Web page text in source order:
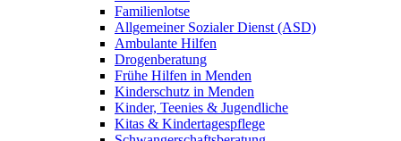
Familienlotse
Allgemeiner Sozialer Dienst (ASD)
Ambulante Hilfen
Drogenberatung
Frühe Hilfen in Menden
Kinderschutz in Menden
Kinder, Teenies & Jugendliche
Kitas & Kindertagespflege